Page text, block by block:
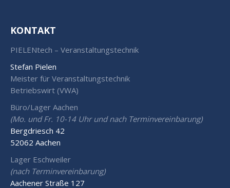
KONTAKT
PIELENtech – Veranstaltungstechnik
Stefan Pielen
Meister für Veranstaltungstechnik
Betriebswirt (VWA)
Büro/Lager Aachen
(Mo. und Fr. 10-14 Uhr und nach Terminvereinbarung)
Bergdriesch 42
52062 Aachen
Lager Eschweiler
(nach Terminvereinbarung)
Aachener Straße 127